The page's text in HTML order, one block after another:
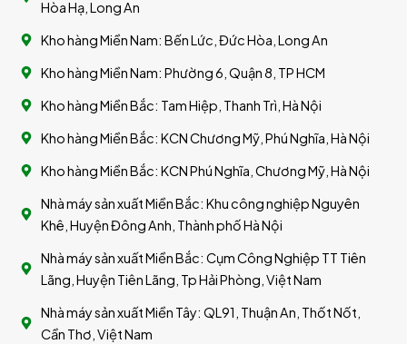
Hòa Hạ, Long An
Kho hàng Miền Nam: Bến Lức, Đức Hòa, Long An
Kho hàng Miền Nam: Phường 6, Quận 8, TP HCM
Kho hàng Miền Bắc: Tam Hiệp, Thanh Trì, Hà Nội
Kho hàng Miền Bắc: KCN Chương Mỹ, Phú Nghĩa, Hà Nội
Kho hàng Miền Bắc: KCN Phú Nghĩa, Chương Mỹ, Hà Nội
Nhà máy sản xuất Miền Bắc: Khu công nghiệp Nguyên
Khê, Huyện Đông Anh, Thành phố Hà Nội
Nhà máy sản xuất Miền Bắc: Cụm Công Nghiệp TT Tiên
Lãng, Huyện Tiên Lãng, Tp Hải Phòng, Việt Nam
Nhà máy sản xuất Miền Tây: QL91, Thuận An, Thốt Nốt,
Cần Thơ, Việt Nam